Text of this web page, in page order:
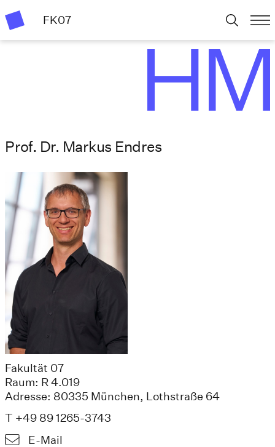
FK07
Prof. Dr. Markus Endres
Fakultät 07
Raum: R 4.019
Adresse: 80335 München, Lothstraße 64
T +49 89 1265-3743
E-Mail